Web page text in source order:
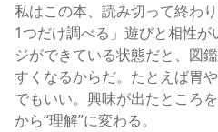
私はこの本、読み切って終わ
1つだけ調べる」遊びと相性
ジができている状態だと、図
すくなるからだ。たとえば胃
でもいい。興味が出たところ
から“理解”に変わる。